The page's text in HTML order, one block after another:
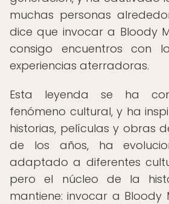
muchas personas
dice que invocar a Bloody
consigo encuentros con
experiencias aterradoras.
Esta leyenda se ha
fenómeno cultural, y ha
historias, películas y obras
de los años, ha
adaptado a diferentes
pero el núcleo de la
mantiene: invocar a Bloody